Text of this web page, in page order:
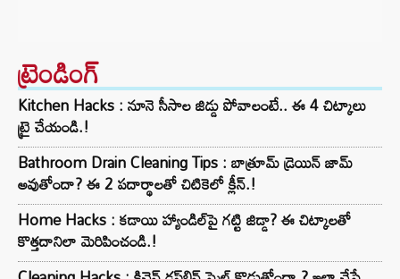
ట్రెండింగ్‌
Kitchen Hacks : నూనె సీసాల జిడ్డు పోవాలంటే.. ఈ 4 చిట్కాలు
ట్రై చేయండి.!
Bathroom Drain Cleaning Tips : బాత్రూమ్ డ్రెయిన్ జామ్
అవుతోందా? ఈ 2 పదార్థాలతో చిటికెలో క్లీన్.!
Home Hacks : కడాయి హ్యాండిల్‌పై గట్టి జిడ్డా? ఈ చిట్కాలతో
కొత్తదానిలా మెరిపించండి.!